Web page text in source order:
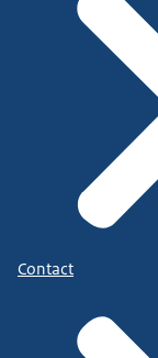
Contact